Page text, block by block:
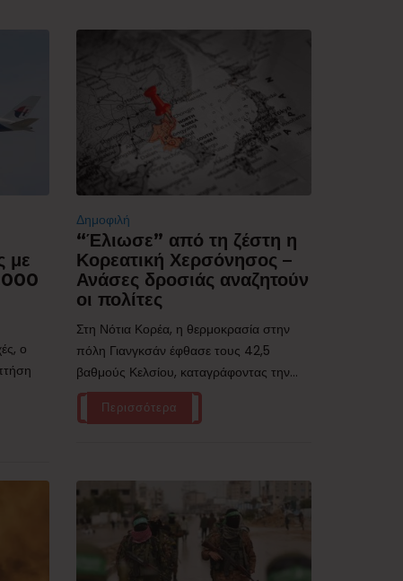
με
ο
Δημοφιλή
“Έλιωσε” από τη ζέστη η
Κορεατική Χερσόνησος –
Ανάσες δροσιάς αναζητούν
οι πολίτες
Στη Νότια Κορέα, η θερμοκρασία στην
πόλη Γιανγκσάν έφθασε τους 42,5
βαθμούς Κελσίου, καταγράφοντας την...
Περισσότερα